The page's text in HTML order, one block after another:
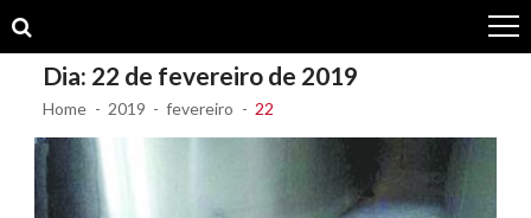
to
navigation
to
contentDia: 22 de fevereiro de 2019
Home 2019 fevereiro 22